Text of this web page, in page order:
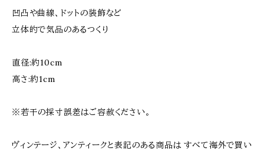
凹凸や曲線、ドットの装飾など
立体的で気品のあるつくり
直径:約10cm
高さ:約1cm
※若干の採寸誤差はご容赦ください。
ヴィンテージ、アンティークと表記のある商品は すべて海外で買い